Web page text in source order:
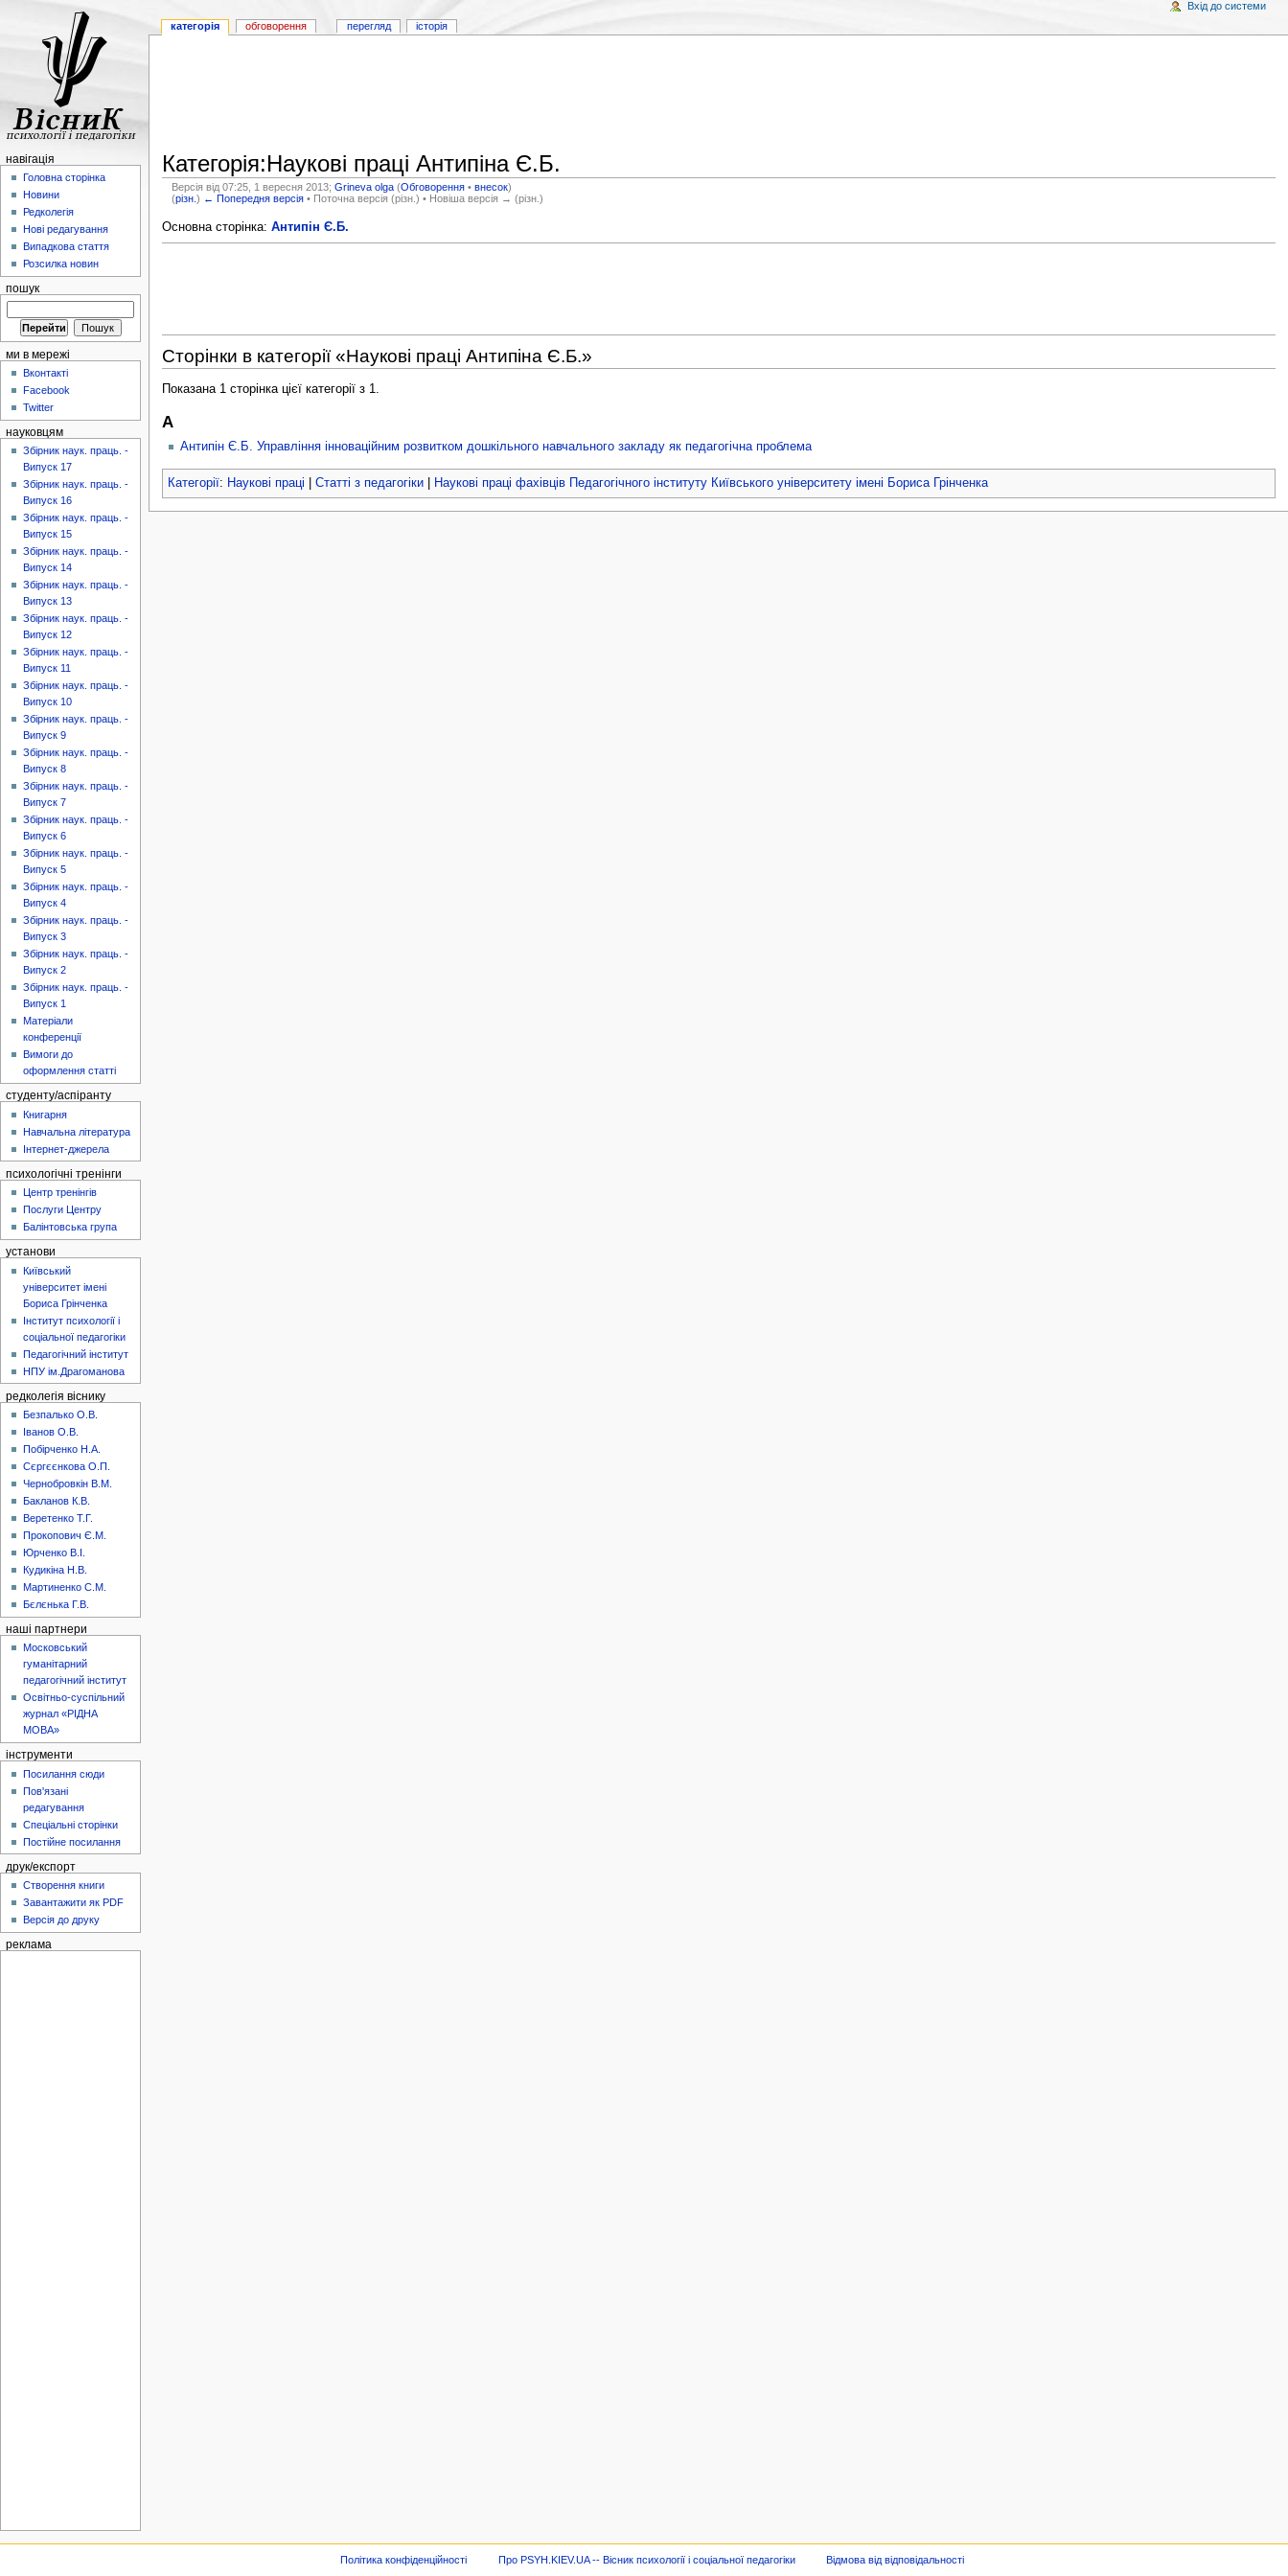
Категорія:Наукові праці Антипіна Є.Б.
Версія від 07:25, 1 вересня 2013;Grineva olga (Обговорення •внесок)
(різн.) ← Попередня версія • Поточна версія (різн.) • Новіша версія → (різн.)
Основна сторінка: Антипін Є.Б.
Сторінки в категорії «Наукові праці Антипіна Є.Б.»
Показана 1 сторінка цієї категорії з 1.
А
Антипін Є.Б. Управління інноваційним розвитком дошкільного навчального закладу як педагогічна проблема
Категорії: Наукові праці Статті з педагогіки| Наукові праці фахівців Педагогічного інституту Київського університету імені Бориса Грінченка
категорія обговорення перегляд історія
Вхід до системи
навігація
Головна сторінка
Новини
Редколегія
Нові редагування
Випадкова стаття
Розсилка новин
пошук
ми в мережі
Вконтакті
Facebook
Twitter
науковцям
Збірник наук. праць. -
Випуск 17
Збірник наук. праць. -
Випуск 16
Збірник наук. праць. -
Випуск 15
Збірник наук. праць. -
Випуск 14
Збірник наук. праць. -
Випуск 13
Збірник наук. праць. -
Випуск 12
Збірник наук. праць. -
Випуск 11
Збірник наук. праць. -
Випуск 10
Збірник наук. праць. -
Випуск 9
Збірник наук. праць. -
Випуск 8
Збірник наук. праць. -
Випуск 7
Збірник наук. праць. -
Випуск 6
Збірник наук. праць. -
Випуск 5
Збірник наук. праць. -
Випуск 4
Збірник наук. праць. -
Випуск 3
Збірник наук. праць. -
Випуск 2
Збірник наук. праць. -
Випуск 1
Матеріали
конференції
Вимоги до
оформлення статті
студенту/аспіранту
Книгарня
Навчальна література
Інтернет-джерела
психологічні тренінги
Центр тренінгів
Послуги Центру
Балінтовська група
установи
Київський
університет імені
Бориса Грінченка
Інститут психології і
соціальної педагогіки
Педагогічний інститут
НПУ ім.Драгоманова
редколегія віснику
Безпалько О.В.
Іванов О.В.
Побірченко Н.А.
Сєргєєнкова О.П.
Чернобровкін В.М.
Бакланов К.В.
Веретенко Т.Г.
Прокопович Є.М.
Юрченко В.І.
Кудикіна Н.В.
Мартиненко С.М.
Бєлєнька Г.В.
наші партнери
Московський
гуманітарний
педагогічний інститут
Освітньо-суспільний
журнал «РІДНА
МОВА»
інструменти
Посилання сюди
Пов'язані
редагування
Спеціальні сторінки
Постійне посилання
друк/експорт
Створення книги
Завантажити як PDF
Версія до друку
реклама
Політика конфіденційності Про PSYH.KIEV.UA -- Вісник психології і соціальної педагогіки Відмова від відповідальності